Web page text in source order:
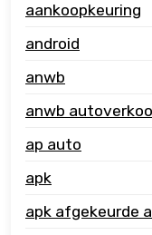
aankoopkeuring
android
anwb
anwb
ap auto
apk
apk afgekeurde